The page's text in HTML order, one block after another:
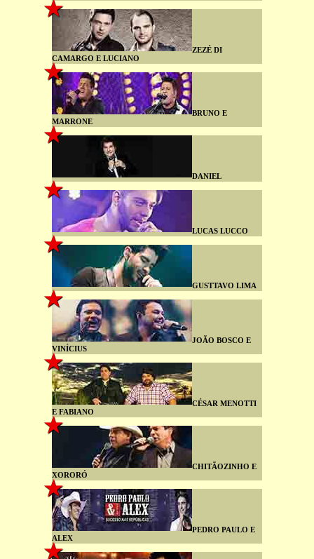
ZEZÉ DI
CAMARGO E LUCIANO
BRUNO E
MARRONE
DANIEL
LUCAS LUCCO
GUSTTAVO LIMA
JOÃO BOSCO E
VINÍCIUS
CÉSAR MENOTTI
E FABIANO
CHITÃOZINHO E
XORORÓ
PEDRO PAULO E
ALEX